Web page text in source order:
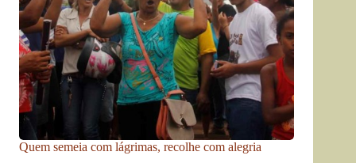
Quem semeia com lágrimas, recolhe com alegria